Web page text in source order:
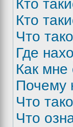
Кто
Кто
Что
Где
Как мне
Почему
Что
Что